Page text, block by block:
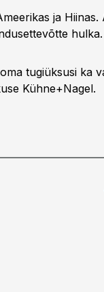
ja
hulka.
tugiüksusi ka
Kühne+Nagel.